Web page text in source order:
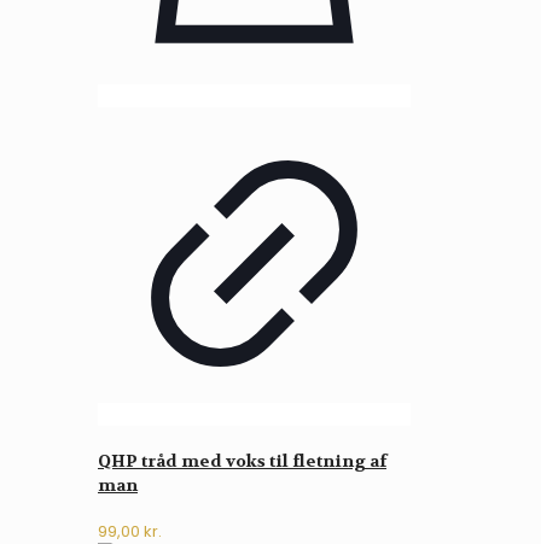
QHP tråd med voks til fletning af
man
99,00 kr.